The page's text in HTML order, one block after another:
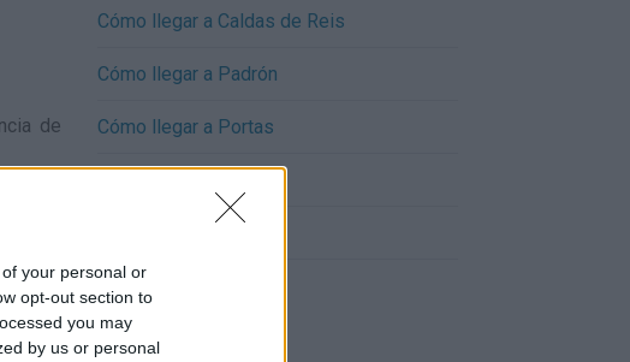
your personal or
opt-out section to
you may
by us or personal
de
Cómo llegar a Caldas de Reis
Cómo llegar a Padrón
Cómo llegar a Portas